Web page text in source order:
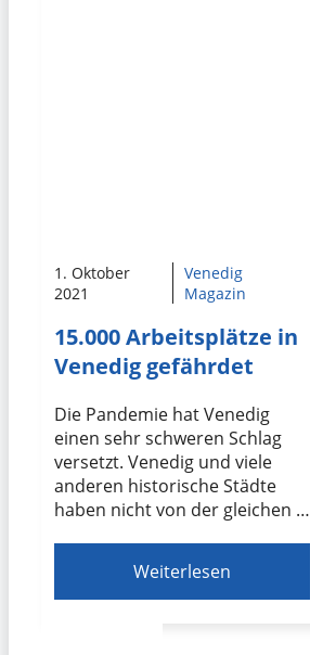
1. Oktober
2021
Venedig
Magazin
15.000 Arbeitsplätze in
Venedig gefährdet
Die Pandemie hat Venedig
einen sehr schweren Schlag
versetzt. Venedig und viele
anderen historische Städte
haben nicht von der gleichen …
Weiterlesen